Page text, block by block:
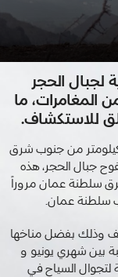
لجبال الحجر
ما
للاستكشاف.
من جنوب شرق
جبال الحجر، هذه
سلطنة عمان مروراً
سلطنة عمان.
وذلك بفضل مناخها
بين شهري يونيو و
السياح في